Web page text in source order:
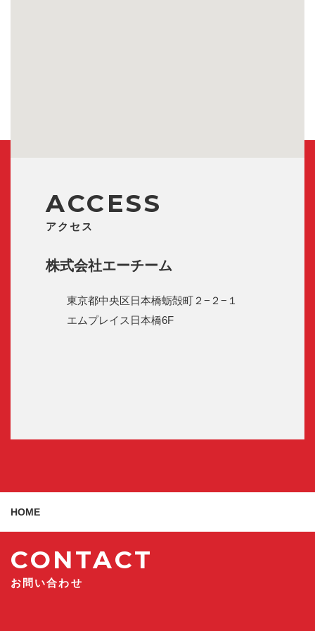
ACCESS
アクセス
株式会社エーチーム
東京都中央区日本橋蛎殻町２−２−１
エムプレイス日本橋6F
HOME
CONTACT
お問い合わせ